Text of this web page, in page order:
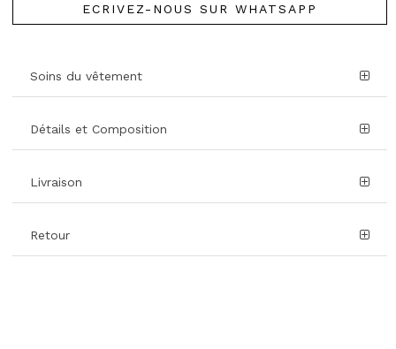
ECRIVEZ-NOUS SUR WHATSAPP
Soins du vêtement
Détails et Composition
Livraison
Retour